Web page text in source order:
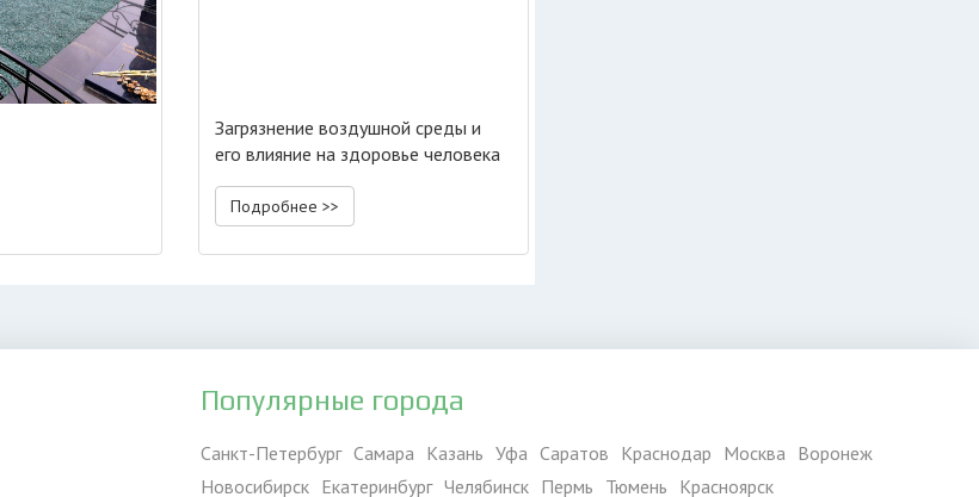
Загрязнение воздушной среды и
его влияние на здоровье человека
Подробнее >>
Популярные города
Санкт-Петербург Самара Казань Уфа Саратов Краснодар Москва Воронеж
Новосибирск Екатеринбург Челябинск Пермь Тюмень Красноярск